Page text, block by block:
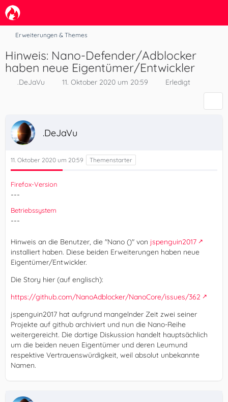
Erweiterungen & Themes
Hinweis: Nano-Defender/Adblocker
haben neue Eigentümer/Entwickler
.DeJaVu 11. Oktober 2020 um 20:59 Erledigt
.DeJaVu
11. Oktober 2020 um 20:59
Firefox-Version
---
Betriebssystem
---
Hinweis an die Benutzer, die "Nano ()" von jspenguin2017
installiert haben. Diese beiden Erweiterungen haben neue
Eigentümer/Entwickler.
Die Story hier (auf englisch):
https://github.com/NanoAdblocker/NanoCore/issues/362
jspenguin2017 hat aufgrund mangelnder Zeit zwei seiner
Projekte auf github archiviert und nun die Nano-Reihe
weitergereicht. Die dortige Diskussion handelt hauptsächlich
um die beiden neuen Eigentümer und deren Leumund
respektive Vertrauenswürdigkeit, weil absolut unbekannte
Namen.